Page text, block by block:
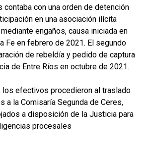
contaba con una orden de detención
en una asociación ilícita
engaños, causa iniciada en
Fe en febrero de 2021. El segundo
de rebeldía y pedido de captura
de Entre Ríos en octubre de 2021.
los efectivos procedieron al traslado
a la Comisaría Segunda de Ceres,
a disposición de la Justicia para
procesales